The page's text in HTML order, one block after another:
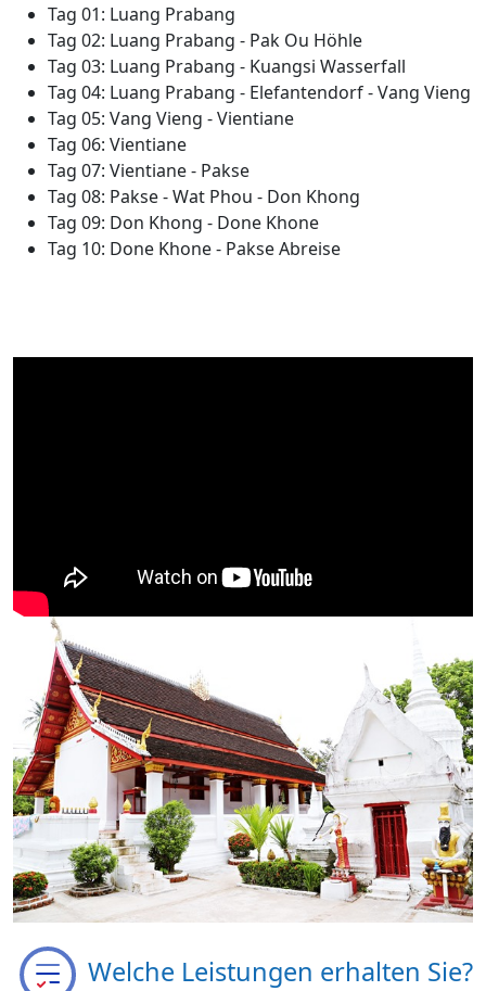
Tag 01: Luang Prabang
Tag 02: Luang Prabang - Pak Ou Höhle
Tag 03: Luang Prabang - Kuangsi Wasserfall
Tag 04: Luang Prabang - Elefantendorf - Vang Vieng
Tag 05: Vang Vieng - Vientiane
Tag 06: Vientiane
Tag 07: Vientiane - Pakse
Tag 08: Pakse - Wat Phou - Don Khong
Tag 09: Don Khong - Done Khone
Tag 10: Done Khone - Pakse Abreise
Welche Leistungen erhalten Sie?